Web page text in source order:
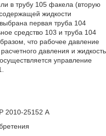
в трубу 105 факела (вторую
жидкости
первая труба 104
средство 103 и труба 104
что рабочее давление
давления и жидкость
управление
2010-25152 А